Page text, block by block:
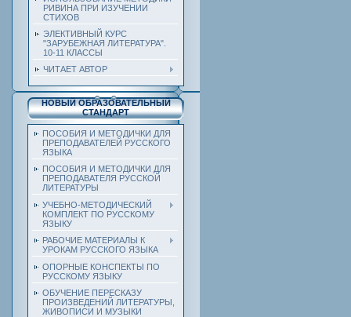
РИВИНА ПРИ ИЗУЧЕНИИ
СТИХОВ
ЭЛЕКТИВНЫЙ КУРС
"ЗАРУБЕЖНАЯ ЛИТЕРАТУРА".
10-11 КЛАССЫ
ЧИТАЕТ АВТОР
НОВЫЙ ОБРАЗОВАТЕЛЬНЫЙ
СТАНДАРТ
ПОСОБИЯ И МЕТОДИЧКИ ДЛЯ
ПРЕПОДАВАТЕЛЕЙ РУССКОГО
ЯЗЫКА
ПОСОБИЯ И МЕТОДИЧКИ ДЛЯ
ПРЕПОДАВАТЕЛЯ РУССКОЙ
ЛИТЕРАТУРЫ
УЧЕБНО-МЕТОДИЧЕСКИЙ
КОМПЛЕКТ ПО РУССКОМУ
ЯЗЫКУ
РАБОЧИЕ МАТЕРИАЛЫ К
УРОКАМ РУССКОГО ЯЗЫКА
ОПОРНЫЕ КОНСПЕКТЫ ПО
РУССКОМУ ЯЗЫКУ
ОБУЧЕНИЕ ПЕРЕСКАЗУ
ПРОИЗВЕДЕНИЙ ЛИТЕРАТУРЫ,
ЖИВОПИСИ И МУЗЫКИ